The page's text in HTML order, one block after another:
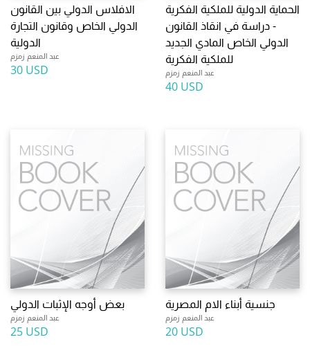
الافلاس الدولي بين القانون
الدولي الخاص وقانون التجارة
الدولية
عبد المنعم زمزم
30 USD
الحماية الدولية للملكية الفكرية
- دراسة في انقاذ القانون
الدولي الخاص المادي الجديد
للملكية الفكرية
عبد المنعم زمزم
40 USD
بعض أوجه الإثبات الدولي
عبد المنعم زمزم
25 USD
جنسية أبناء الام المصرية
عبد المنعم زمزم
20 USD